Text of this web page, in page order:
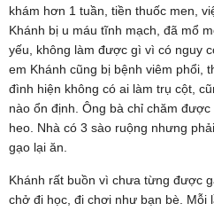
khám hơn 1 tuần, tiền thuốc men,
Khánh bị u máu tĩnh mạch, đã mổ
yếu, không làm được gì vì có nguy
em Khánh cũng bị bệnh viêm phổi,
đình hiện không có ai làm trụ cột,
nào ổn định. Ông bà chỉ chăm
heo. Nhà có 3 sào ruộng nhưng
gạo lại ăn.
Khánh rất buồn vì chưa từng được
chở đi học, đi chơi như bạn bè. Mỗi